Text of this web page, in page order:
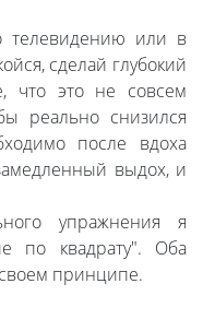
телевидению или в
сделай глубокий
что это не совсем
реально снизился
после вдоха
выдох, и
упражнения я
по квадрату". Оба
принципе.